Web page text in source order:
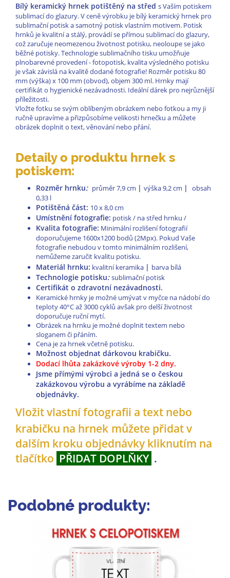
Bílý keramický hrnek potištěný na střed s Vaším potiskem
sublimací do glazury. V ceně výrobku je bílý keramický hrnek pro
sublimační potisk a samotný potisk vlastním motivem. Potisk
hrnků je kvalitní a stálý, provádí se přímou sublimací do glazury,
což zaručuje neomezenou životnost potisku, neoloupe se jako
běžné potisky. Technologie sublimačního tisku umožňuje
plnobarevné provedení - fotopotisk, kvalita výsledného potisku
je však závislá na kvalitě dodané fotografie! Rozměr potisku 80
mm (výška) x 100 mm (obvod), objem 300 ml. Hrnky mají
certifikát o hygienické nezávadnosti. Ideální dárek pro nejrůznější
příležitosti.
Vložte fotku se svým oblíbeným obrázkem nebo fotkou a my ji
ručně upravíme a přizpůsobíme velikosti hrnečku a můžete
obrázek doplnit o text, věnování nebo přání.
Detaily o produktu hrnek s
potiskem:
Rozměr hrnku: průměr 7,9 cm | výška 9,2 cm | obsah
0,33 l
Potištěná část: 10 x 8,0 cm
Umístnění fotografie: potisk / na střed hrnku /
Kvalita fotografie: Minimální rozlišení fotografií
doporučujeme 1600x1200 bodů (2Mpx). Pokud Vaše
fotografie nebudou v tomto minimálním rozlišení,
nemůžeme zaručit kvalitu potisku.
Materiál hrnku: kvalitní keramika | barva bílá
Technologie potisku:sublimační potisk
Certifikát o zdravotní nezávadnosti.
Keramické hrnky je možné umývat v myčce na nádobí do
teploty 40°C až 3000 cyklů avšak pro delší životnost
doporučuje ruční mytí.
Obrázek na hrnku je možné doplnit textem nebo
sloganem či přáním.
Cena je za hrnek včetně potisku.
Možnost objednat dárkovou krabičku.
Dodací lhůta zakázkové výroby 1-2 dny.
Jsme přímými výrobci a jedná se o českou
zakázkovou výrobu a vyrábíme na základě
objednávky.
Vložit vlastní fotografii a text nebo
krabičku na hrnek můžete přidat v
dalším kroku objednávky kliknutím na
tlačítko PŘIDAT DOPLŇKY .
Podobné produkty: